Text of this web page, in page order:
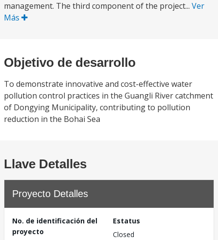
management. The third component of the project... Ver
Más
Objetivo de desarrollo
To demonstrate innovative and cost-effective water
pollution control practices in the Guangli River catchment
of Dongying Municipality, contributing to pollution
reduction in the Bohai Sea
Llave Detalles
Proyecto Detalles
No. de identificación del
proyecto
Estatus
Closed